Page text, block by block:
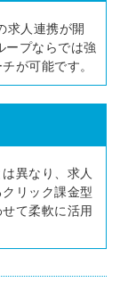
求人連携が開
ープならでは強
が可能です。
異なり、求人
リック課金型
て柔軟に活用